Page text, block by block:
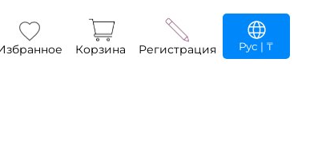
Корзина Регистрация Рус | ₸